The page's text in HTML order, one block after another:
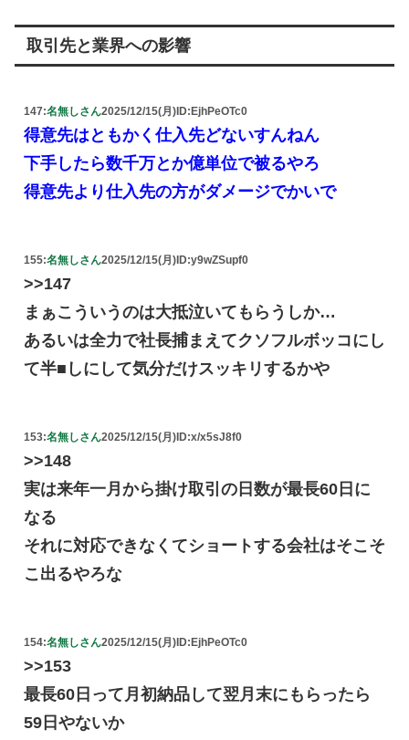
取引先と業界への影響
147:名無しさん2025/12/15(月) ID:EjhPeOTc0
得意先はともかく仕入先どないすんねん
下手したら数千万とか億単位で被るやろ
得意先より仕入先の方がダメージでかいで
155:名無しさん2025/12/15(月) ID:y9wZSupf0
>>147
まぁこういうのは大抵泣いてもらうしか…
あるいは全力で社長捕まえてクソフルボッコにし
て半■しにして気分だけスッキリするかや
153:名無しさん2025/12/15(月) ID:x/x5sJ8f0
>>148
実は来年一月から掛け取引の日数が最長60日に
なる
それに対応できなくてショートする会社はそこそ
こ出るやろな
154:名無しさん2025/12/15(月)ID:EjhPeOTc0
>>153
最長60日って月初納品して翌月末にもらったら
59日やないか